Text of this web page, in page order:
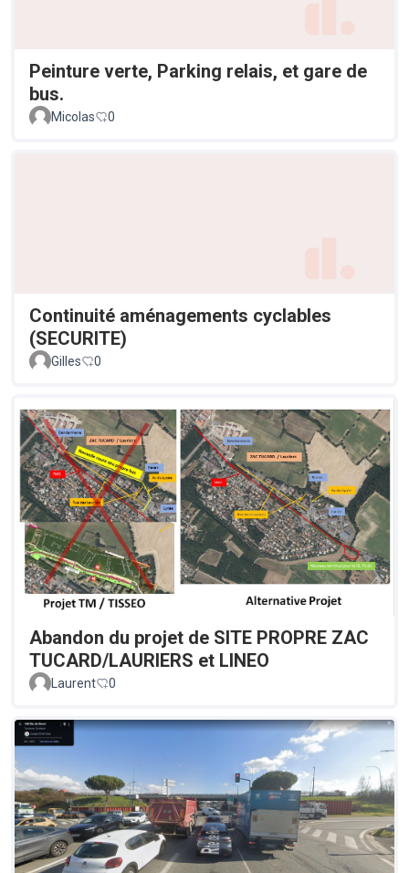
Peinture verte, Parking relais, et gare de
bus.
Micolas 0
Continuité aménagements cyclables
(SECURITE)
Gilles 0
Abandon du projet de SITE PROPRE ZAC
TUCARD/LAURIERS et LINEO
Laurent 0